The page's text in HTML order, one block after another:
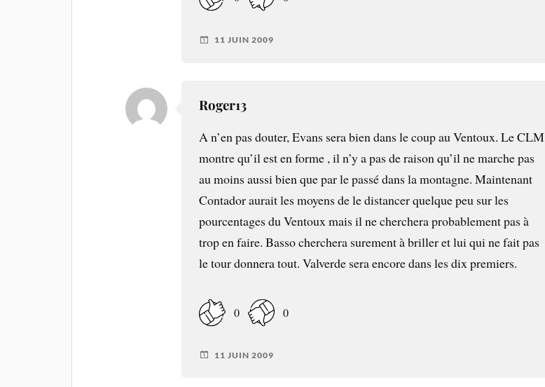
11 JUIN 2009
Roger13
A n’en pas douter, Evans sera bien dans le coup au Ventoux. Le CLM
montre qu’il est en forme , il n’y a pas de raison qu’il ne marche pas
au moins aussi bien que par le passé dans la montagne. Maintenant
Contador aurait les moyens de le distancer quelque peu sur les
pourcentages du Ventoux mais il ne cherchera probablement pas à
trop en faire. Basso cherchera surement à briller et lui qui ne fait pas
le tour donnera tout. Valverde sera encore dans les dix premiers.
0 0
11 JUIN 2009